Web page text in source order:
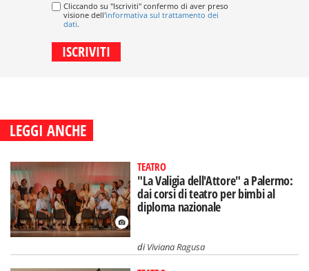
Cliccando su "Iscriviti" confermo di aver preso
visione dell'informativa sul trattamento dei
dati.
LEGGI ANCHE
TEATRO
"La Valigia dell'Attore" a Palermo:
dai corsi di teatro per bimbi al
diploma nazionale
diViviana Ragusa